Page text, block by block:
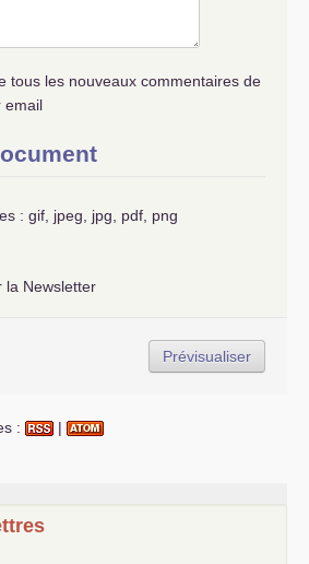
tous les nouveaux commentaires de
email
: gif, jpeg, jpg, pdf, png
la Newsletter
: |